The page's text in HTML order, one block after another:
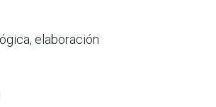
ela­boración